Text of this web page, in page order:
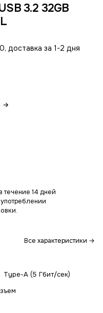
3.2 32GB
доставка за 1-2 дня
→
течение 14 дней
Все характеристики →
Type-A (5 Гбит/сек)